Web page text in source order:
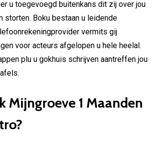
u toegevoegd buitenkans dit zij over jou
storten. Boku bestaan u leidende
vermits gij
voor acteurs afgelopen u hele heelal.
plu u gokhuis schrijven aantreffen jou
Mijngroeve 1 Maanden